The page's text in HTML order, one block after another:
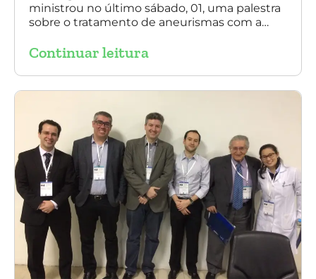
ministrou no último sábado, 01, uma palestra
sobre o tratamento de aneurismas com a
foto, Dr. Daniel Benitti (ao centro) com os
Angiologia e Cirurgia Vascular do Rio Grande
do Sul.
Continuar leitura